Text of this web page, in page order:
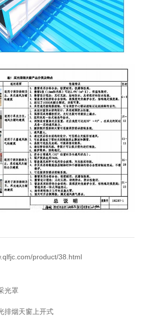
product/38.html
光罩
排烟天窗上开式